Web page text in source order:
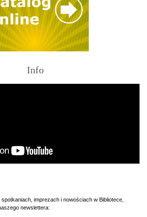
Info
imprezach i nowościach w Bibliotece,
newslettera: